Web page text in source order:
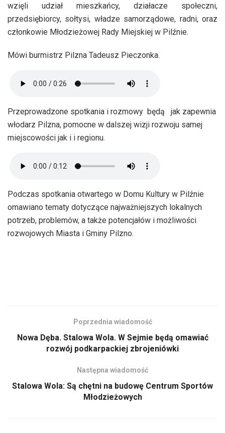
wzięli udział mieszkańcy, działacze społeczni,
przedsiębiorcy, sołtysi, władze samorządowe, radni, oraz
członkowie Młodzieżowej Rady Miejskiej w Pilźnie.
Mówi burmistrz Pilzna Tadeusz Pieczonka.
Przeprowadzone spotkania i rozmowy będą jak zapewnia
włodarz Pilzna, pomocne w dalszej wizji rozwoju samej
miejscowości jak i i regionu.
Podczas spotkania otwartego w Domu Kultury w Pilźnie
omawiano tematy dotyczące najważniejszych lokalnych
potrzeb, problemów, a także potencjałów i możliwości
rozwojowych Miasta i Gminy Pilzno.
Poprzednia wiadomość
Nowa Dęba. Stalowa Wola. W Sejmie będą omawiać
rozwój podkarpackiej zbrojeniówki
Następna wiadomość
Stalowa Wola: Są chętni na budowę Centrum Sportów
Młodzieżowych